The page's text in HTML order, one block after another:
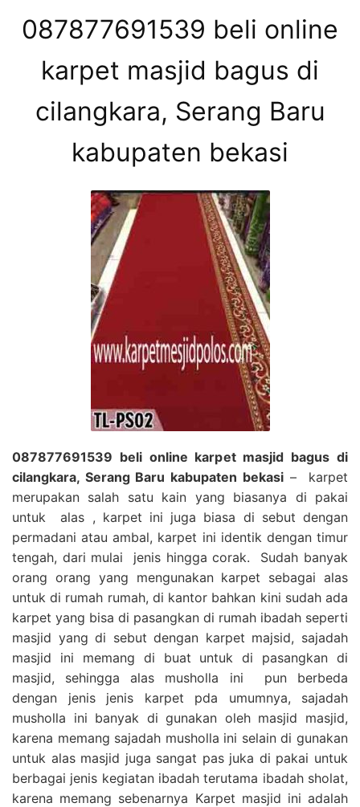
087877691539 beli online
karpet masjid bagus di
cilangkara, Serang Baru
kabupaten bekasi
087877691539 beli online karpet masjid bagus di
cilangkara, Serang Baru kabupaten bekasi– karpet
merupakan salah satu kain yang biasanya di pakai
untuk alas , karpet ini juga biasa di sebut dengan
permadani atau ambal, karpet ini identik dengan timur
tengah, dari mulai jenis hingga corak. Sudah banyak
orang orang yang mengunakan karpet sebagai alas
untuk di rumah rumah, di kantor bahkan kini sudah ada
karpet yang bisa di pasangkan di rumah ibadah seperti
masjid yang di sebut dengan karpet majsid, sajadah
masjid ini memang di buat untuk di pasangkan di
masjid, sehingga alas musholla ini pun berbeda
dengan jenis jenis karpet pda umumnya, sajadah
musholla ini banyak di gunakan oleh masjid masjid,
karena memang sajadah musholla ini selain di gunakan
untuk alas masjid juga sangat pas juka di pakai untuk
berbagai jenis kegiatan ibadah terutama ibadah sholat,
karena memang sebenarnya Karpet masjid ini adalah